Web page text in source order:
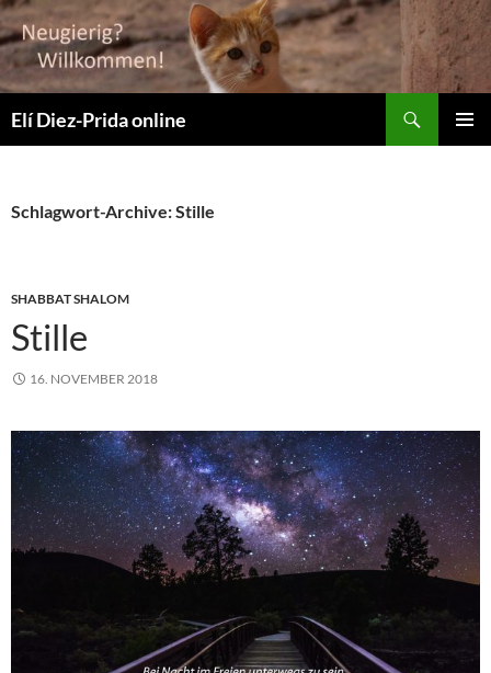
Elí Diez-Prida online
Schlagwort-Archive: Stille
SHABBAT SHALOM
Stille
16. NOVEMBER 2018